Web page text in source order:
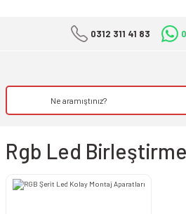
0312 311 41 83
Rgb Led Birleştirme